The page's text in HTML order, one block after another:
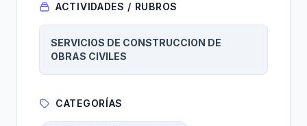
ACTIVIDADES / RUBROS
SERVICIOS DE CONSTRUCCION DE
OBRAS CIVILES
CATEGORÍAS